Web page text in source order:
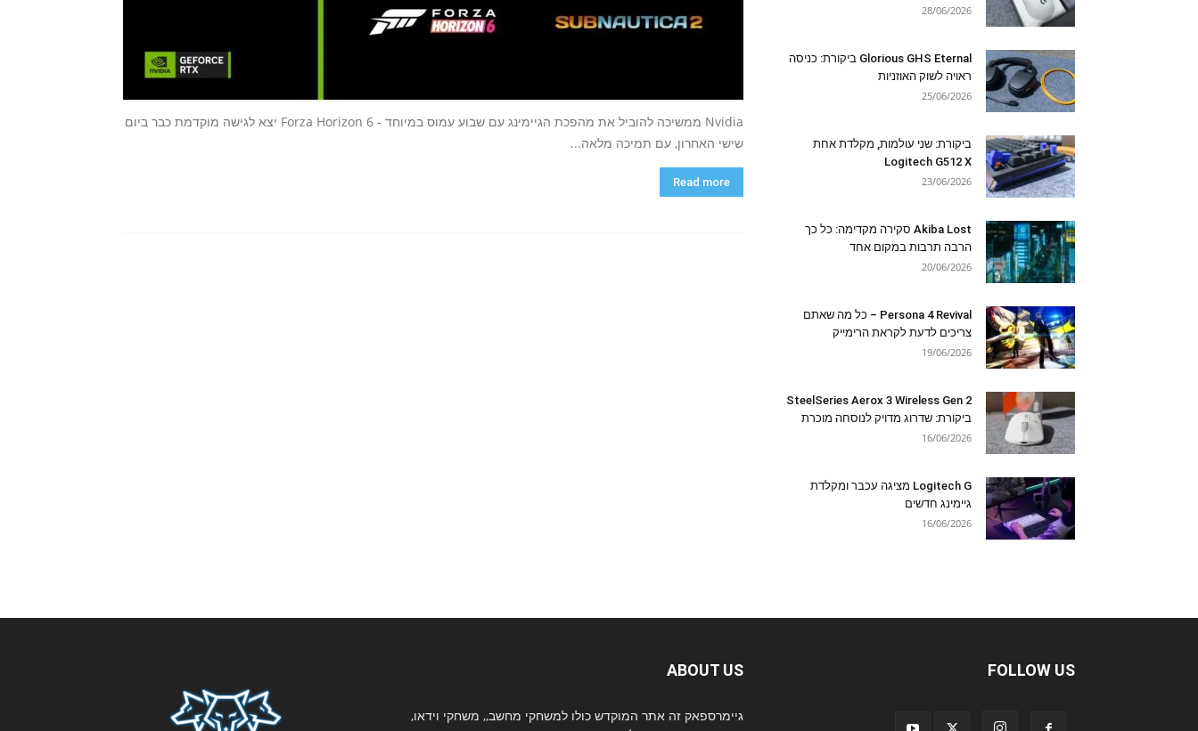
Nvidia ממשיכה להוביל את מהפכת הגיימינג עם שבוע עמוס במיוחד - Forza Horizon 6 יצא לגישה מוקדמת כבר ביום
שישי האחרון, עם תמיכה מלאה...
Read more
28/06/2026
Glorious GHS Eternal ביקורת: כניסה
ראויה לשוק האוזניות
25/06/2026
ביקורת: שני עולמות, מקלדת אחת
Logitech G512 X
23/06/2026
Akiba Lost סקירה מקדימה: כל כך
הרבה תרבות במקום אחד
20/06/2026
Persona 4 Revival – כל מה שאתם
צריכים לדעת לקראת הרימייק
19/06/2026
SteelSeries Aerox 3 Wireless Gen 2
ביקורת: שדרוג מדויק לנוסחה מוכרת
16/06/2026
Logitech G מציגה עכבר ומקלדת
גיימינג חדשים
16/06/2026
ABOUT US
גיימרספאק זה אתר המוקדש כולו למשחקי מחשב,, משחקי וידאו,
FOLLOW US